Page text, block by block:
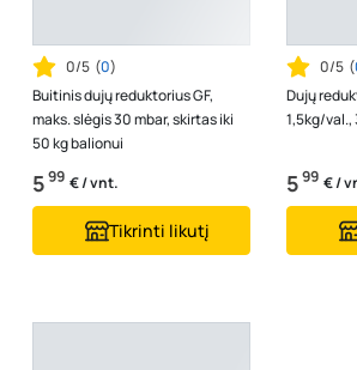
0/5 (0)
Buitinis dujų reduktorius GF,
maks. slėgis 30 mbar, skirtas iki
50 kg balionui
599 € / vnt.
Tikrinti likutį
0/5 (
Dujų
1,5kg/val.,
599 € /